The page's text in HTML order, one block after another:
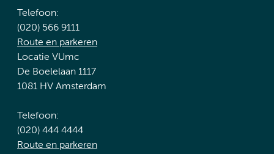
Telefoon:
(020) 566 9111
Route en parkeren
Locatie VUmc
De Boelelaan 1117
1081 HV Amsterdam
Telefoon:
(020) 444 4444
Route en parkeren